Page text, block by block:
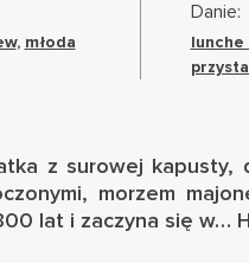
, młoda
Danie:
lunche
z surowej kapusty,
morzem
lat i zaczyna się w…